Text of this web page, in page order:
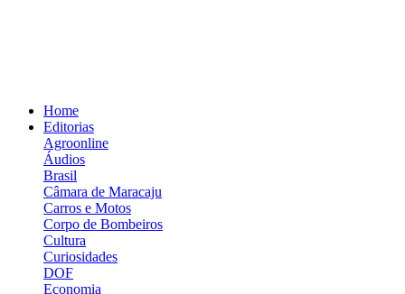
Home
Editorias
Agroonline
Áudios
Brasil
Câmara de Maracaju
Carros e Motos
Corpo de Bombeiros
Cultura
Curiosidades
DOF
Economia